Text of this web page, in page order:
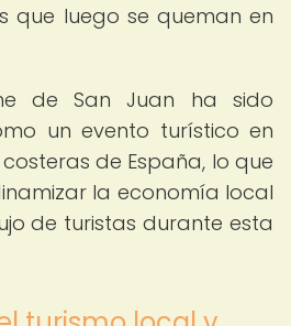
que luego se queman en
de San Juan ha sido
un evento turístico en
de España, lo que
la economía local
de turistas durante esta